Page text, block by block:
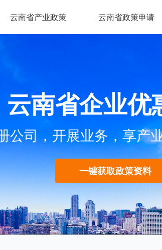
云南省产业政策 云南省政策申请
云南省企业优
公司，开展业务，享产
一键获取政策资料